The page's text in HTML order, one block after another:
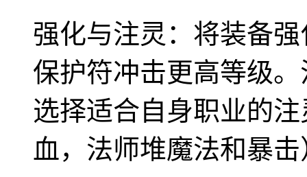
强化与注灵：将装备
保护符冲击更高等级
选择适合自身职业的
血，法师堆魔法和暴